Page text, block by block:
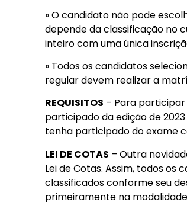
» O candidato não pode
depende da classificação no
inteiro com uma única
» Todos os candidatos
regular devem realizar a
REQUISITOS – Para participar
participado da edição de
tenha participado do exame
LEI DE COTAS – Outra
Lei de Cotas. Assim, todos os
classificados conforme seu
primeiramente na